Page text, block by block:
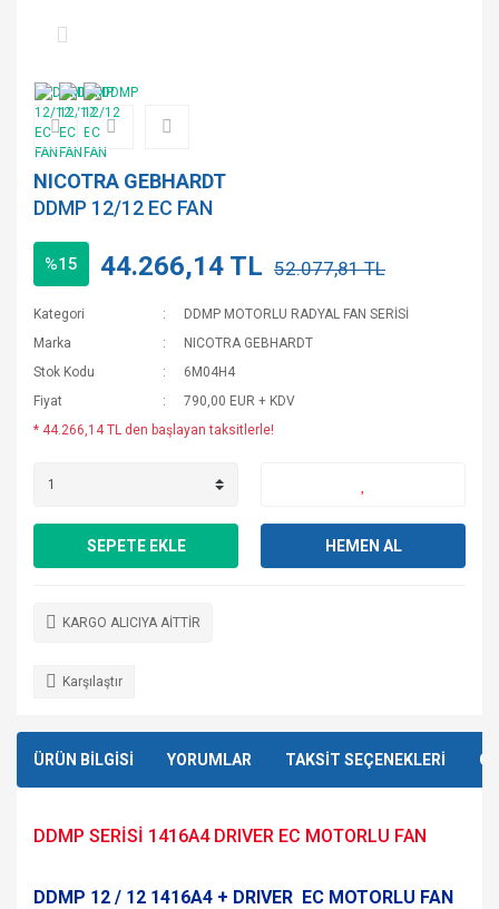
NICOTRA GEBHARDT
DDMP 12/12 EC FAN
%15 44.266,14 TL 52.077,81 TL
Kategori
DDMP MOTORLU RADYAL FAN SERİSİ
Marka
NICOTRA GEBHARDT
Stok Kodu
6M04H4
Fiyat
790,00 EUR + KDV
* 44.266,14 TL den başlayan taksitlerle!
SEPETE EKLE HEMEN AL
KARGO ALICIYA AİTTİR
Karşılaştır
ÜRÜN BİLGİSİ YORUMLAR TAKSİT SEÇENEKLERİ
DDMP SERİSİ 1416A4 DRIVER EC MOTORLU FAN
DDMP 12 / 12 1416A4 + DRIVER EC MOTORLU FAN